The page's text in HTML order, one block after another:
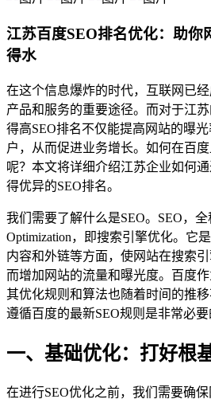
江苏百度SEO排名优化：助你
得水
在这个信息爆炸的时代，互联网已
产品和服务的重要途径。而对于江
得高SEO排名不仅能提高网站的曝
户，从而促进业务增长。如何在百
呢？本文将详细介绍江苏企业如何
得优异的SEO排名。
我们需要了解什么是SEO。SEO，全
Optimization，即搜索引擎优化。它
内容和外链等方面，使网站在搜索
而增加网站的流量和曝光度。百度
其优化规则和算法也随着时间的推
遵循百度的最新SEO规则是非常必要
一、基础优化：打好根
在进行SEO优化之前，我们需要确